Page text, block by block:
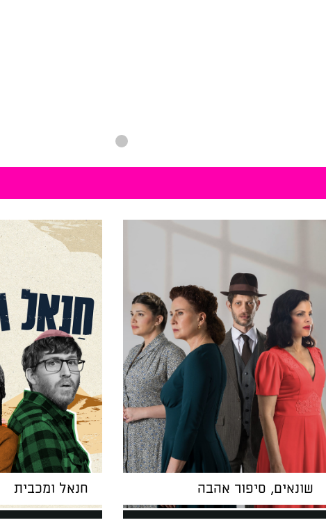
שונאים, סיפור אהבה חנאל ומכבית